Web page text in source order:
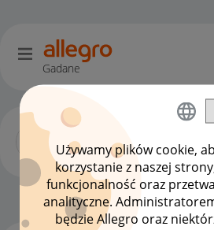
Używamy plików cookie,
korzystanie z naszej
funkcjonalność oraz
analityczne.
będzie Allegro oraz
Gadane
Allegro Delivery